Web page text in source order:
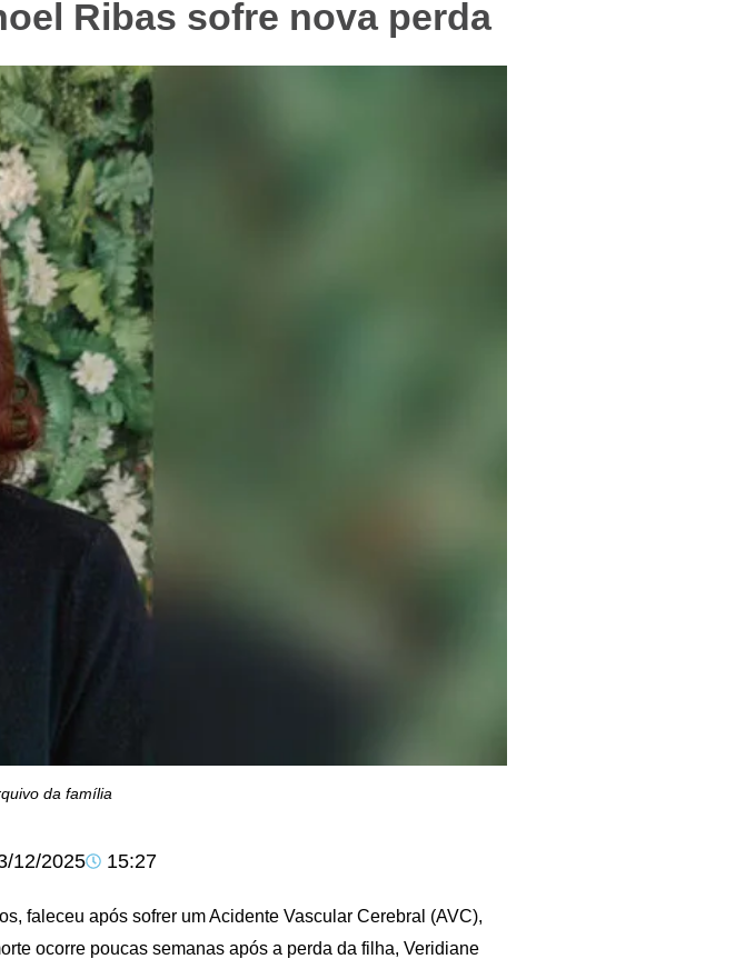
Ribas sofre nova perda
da família
12/2025 15:27
faleceu após sofrer um Acidente Vascular Cerebral (AVC),
ocorre poucas semanas após a perda da filha, Veridiane